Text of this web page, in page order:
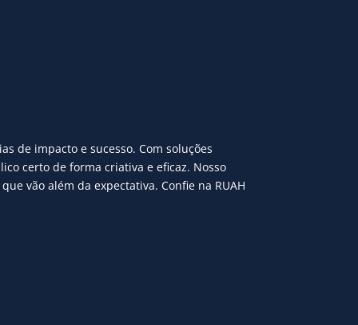
de impacto e sucesso. Com soluções
certo de forma criativa e eficaz. Nosso
vão além da expectativa. Confie na RUAH